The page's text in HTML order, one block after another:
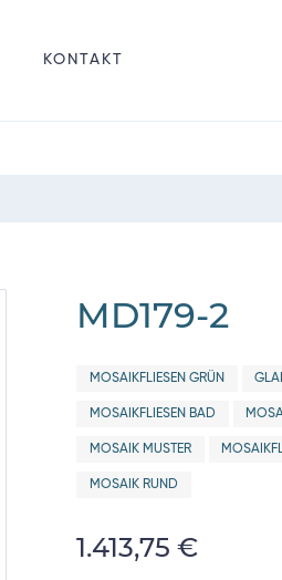
KONTAKT
MD179-2
MOSAIKFLIESEN GRÜN
MOSAIKFLIESEN BAD
MOSAIK MUSTER
MOSAIK RUND
1.413,75 €